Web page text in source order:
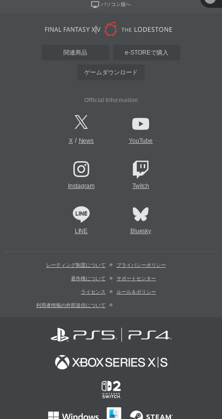
パソコン版へ
関連商品 e-STOREで購入
ゲームダウンロード
Official Information
X/ News YouTube
Instagram Twitch
LINE Bluesky
レーティング制度について プライバシーポリシー
著作権について サポートセンター
ライセンス ルール＆ポリシー
利用者情報の外部送信について